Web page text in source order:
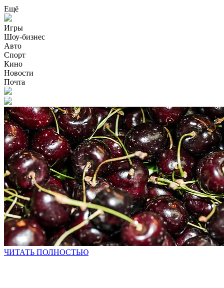
Ещё
Игры
Шоу-бизнес
Авто
Спорт
Кино
Новости
Почта
ЧИТАТЬ ПОЛНОСТЬЮ